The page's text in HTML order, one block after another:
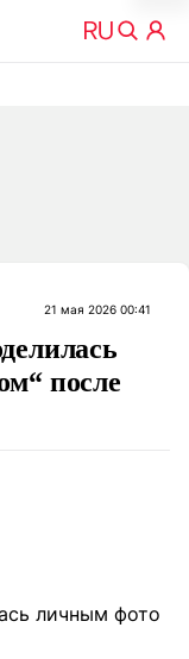
21 мая 2026 00:41
после